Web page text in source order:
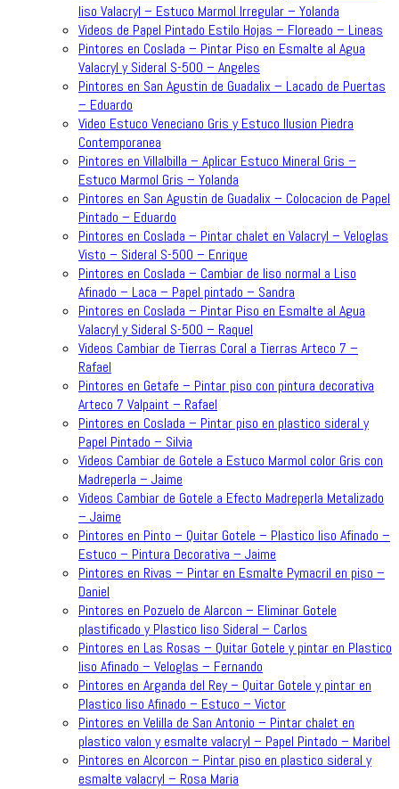
liso Valacryl – Estuco Marmol Irregular – Yolanda
Videos de Papel Pintado Estilo Hojas – Floreado – Lineas
Pintores en Coslada – Pintar Piso en Esmalte al Agua
Valacryl y Sideral S-500 – Angeles
Pintores en San Agustin de Guadalix – Lacado de Puertas
– Eduardo
Video Estuco Veneciano Gris y Estuco Ilusion Piedra
Contemporanea
Pintores en Villalbilla – Aplicar Estuco Mineral Gris –
Estuco Marmol Gris – Yolanda
Pintores en San Agustin de Guadalix – Colocacion de Papel
Pintado – Eduardo
Pintores en Coslada – Pintar chalet en Valacryl – Veloglas
Visto – Sideral S-500 – Enrique
Pintores en Coslada – Cambiar de liso normal a Liso
Afinado – Laca – Papel pintado – Sandra
Pintores en Coslada – Pintar Piso en Esmalte al Agua
Valacryl y Sideral S-500 – Raquel
Videos Cambiar de Tierras Coral a Tierras Arteco 7 –
Rafael
Pintores en Getafe – Pintar piso con pintura decorativa
Arteco 7 Valpaint – Rafael
Pintores en Coslada – Pintar piso en plastico sideral y
Papel Pintado – Silvia
Videos Cambiar de Gotele a Estuco Marmol color Gris con
Madreperla – Jaime
Videos Cambiar de Gotele a Efecto Madreperla Metalizado
– Jaime
Pintores en Pinto – Quitar Gotele – Plastico liso Afinado –
Estuco – Pintura Decorativa – Jaime
Pintores en Rivas – Pintar en Esmalte Pymacril en piso –
Daniel
Pintores en Pozuelo de Alarcon – Eliminar Gotele
plastificado y Plastico liso Sideral – Carlos
Pintores en Las Rosas – Quitar Gotele y pintar en Plastico
liso Afinado – Veloglas – Fernando
Pintores en Arganda del Rey – Quitar Gotele y pintar en
Plastico liso Afinado – Estuco – Victor
Pintores en Velilla de San Antonio – Pintar chalet en
plastico valon y esmalte valacryl – Papel Pintado – Maribel
Pintores en Alcorcon – Pintar piso en plastico sideral y
esmalte valacryl – Rosa Maria